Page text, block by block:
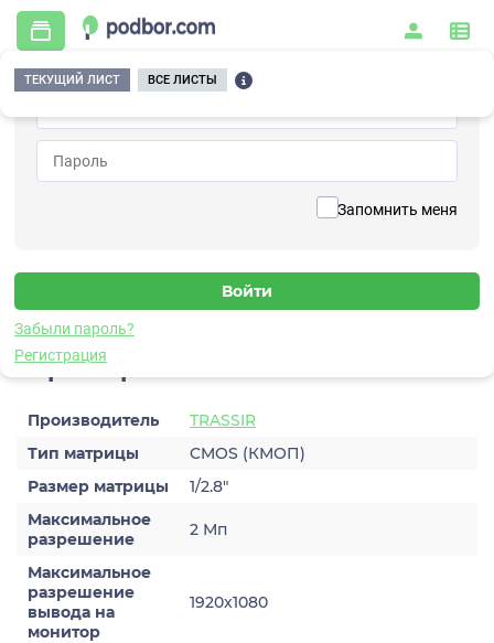
Запомнить меня
Забыли пароль?
Регистрация
ТЕКУЩИЙ ЛИСТ ВСЕ ЛИСТЫ
Главная / Видеонаблюдение / Видеокамеры / IP /
TRASSIR TR-D8221WDIR3 (2.8 мм)
мм)
Видеокамера IP
Характеристики
Производитель
TRASSIR
Тип матрицы
CMOS (КМОП)
Размер матрицы
1/2.8″
Максимальное
разрешение
2 Мп
Максимальное
разрешение
вывода на
монитор
1920x1080